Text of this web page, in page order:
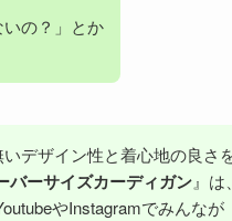
いの？」とか
デザイン性と着心地の良さ
バーサイズカーディガン』は
やInstagramでみんなが